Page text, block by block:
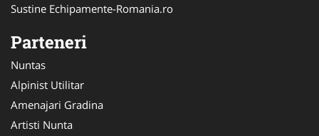
Sustine Echipamente-Romania.ro
Parteneri
Nuntas
Alpinist Utilitar
Amenajari Gradina
Artisti Nunta